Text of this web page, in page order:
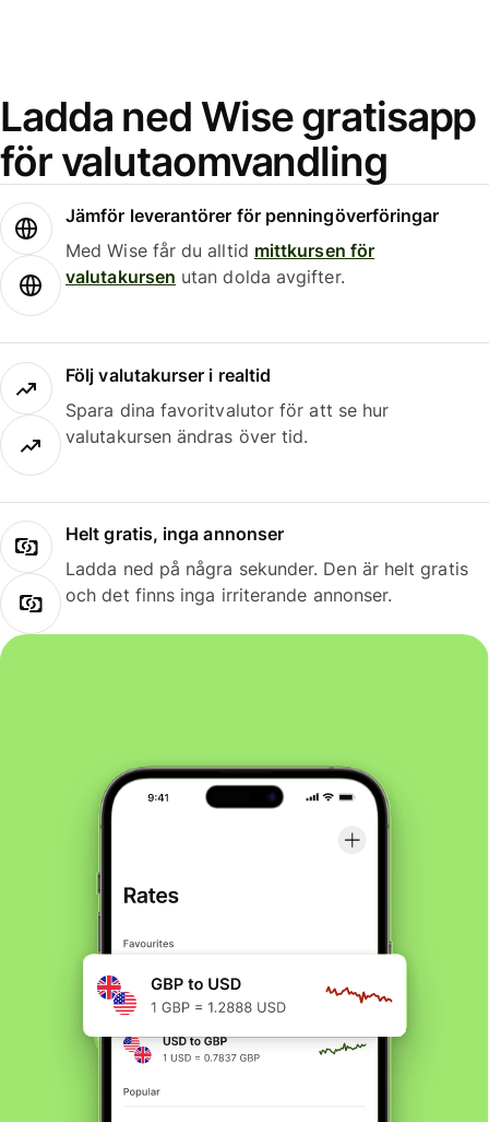
Ladda ned Wise gratisapp
för valutaomvandling
Jämför leverantörer för penningöverföringar
Med Wise får du alltid mittkursen för
valutakursen utan dolda avgifter.
Följ valutakurser i realtid
Spara dina favoritvalutor för att se hur
valutakursen ändras över tid.
Helt gratis, inga annonser
Ladda ned på några sekunder. Den är helt gratis
och det finns inga irriterande annonser.